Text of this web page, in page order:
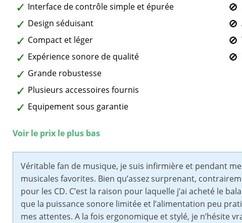
Interface de contrôle simple et épurée
Design séduisant
Compact et léger
Expérience sonore de qualité
Grande robustesse
Plusieurs accessoires fournis
Equipement sous garantie
Voir le prix le plus bas
Véritable fan de musique, je suis infirmière et pendant
musicales favorites. Bien qu’assez surprenant,
pour les CD. C’est la raison pour laquelle j’ai acheté le
que la puissance sonore limitée et l’alimentation peu
mes attentes. A la fois ergonomique et stylé, je n’hésite